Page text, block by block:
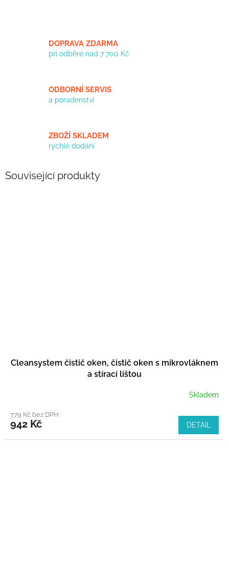
DOPRAVA ZDARMA
pri odběre nad 7 700 Kč
ODBORNÍ SERVIS
a poradenství
ZBOŽÍ SKLADEM
rychlé dodání
Související produkty
Cleansystem čistič oken, čistič oken s mikrovláknem
a stírací lištou
Skladem
779 Kč bez DPH
942 Kč DETAIL